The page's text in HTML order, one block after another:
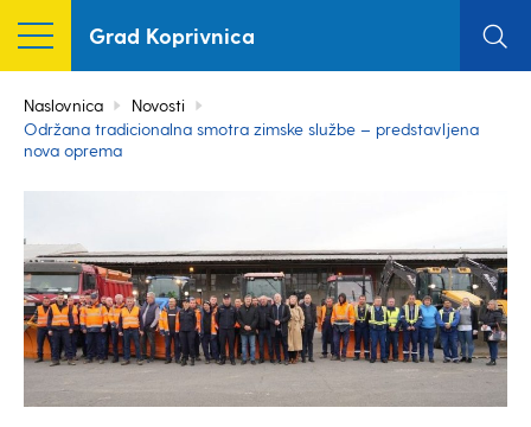
Grad Koprivnica
Naslovnica
Novosti
Održana tradicionalna smotra zimske službe – predstavljena
nova oprema